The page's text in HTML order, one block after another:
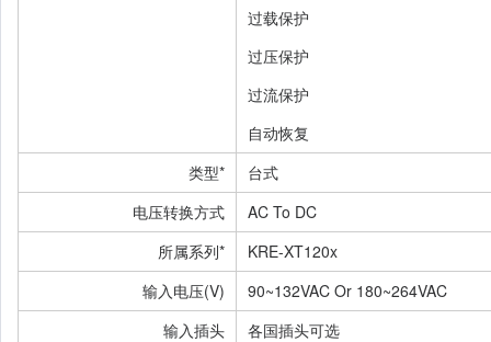
过载保护
过压保护
过流保护
自动恢复
类型*
台式
电压转换方式
AC To DC
所属系列*
KRE-XT120x
输入电压(V)
90~132VAC Or 180~264VAC
输入插头
各国插头可选